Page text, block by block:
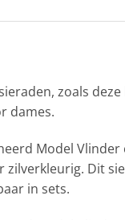
zoals
dames.
Model
Dit
in sets.